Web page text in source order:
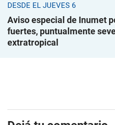
DESDE EL JUEVES 6
Aviso especial de Inumet
fuertes, puntualmente
extratropical